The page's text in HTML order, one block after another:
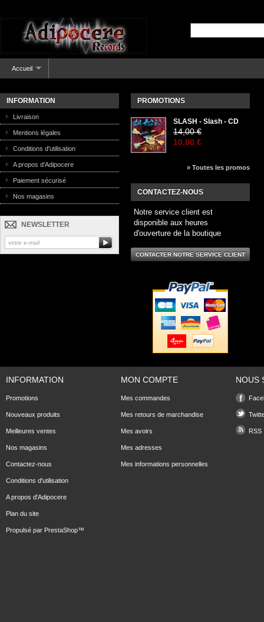
Accueil
INFORMATION
Livraison
Mentions légales
Conditions d'utilisation
A propos d'Adipocere
Paiement sécurisé
Nos magasins
NEWSLETTER
PROMOTIONS
SLASH - Slash - CD
14,00 €
10,00 €
» Toutes les promos
CONTACTEZ-NOUS
Notre service client est
disponible aux heures
d'ouverture de la boutique
CONTACTER NOTRE SERVICE CLIENT
INFORMATION
Promotions
Nouveaux produits
Meilleures ventes
Nos magasins
Contactez-nous
Conditions d'utilisation
A propos d'Adipocere
Plan du site
Propulsé par PrestaShop™
MON COMPTE
Mes commandes
Mes retours de marchandise
Mes avoirs
Mes adresses
Mes informations personnelles
NOUS
RSS